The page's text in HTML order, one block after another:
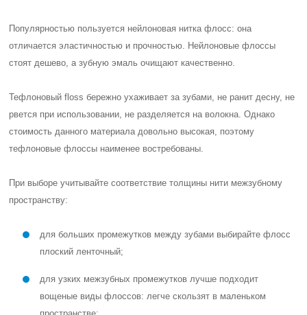
Популярностью пользуется нейлоновая нитка флосс: она
отличается эластичностью и прочностью. Нейлоновые флоссы
стоят дешево, а зубную эмаль очищают качественно.
Тефлоновый floss бережно ухаживает за зубами, не ранит десну, не
рвется при использовании, не разделяется на волокна. Однако
стоимость данного материала довольно высокая, поэтому
тефлоновые флоссы наименее востребованы.
При выборе учитывайте соответствие толщины нити межзубному
пространству:
для больших промежутков между зубами выбирайте флосс
плоский ленточный;
для узких межзубных промежутков лучше подходит
вощеные виды флоссов: легче скользят в маленьком